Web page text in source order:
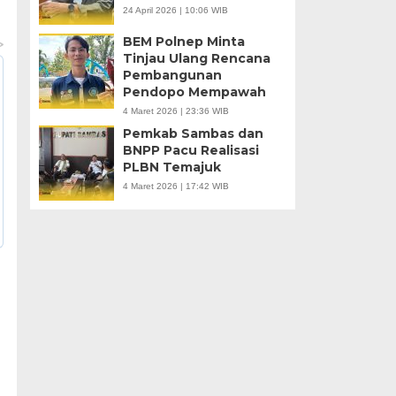
24 April 2026 | 10:06 WIB
BEM Polnep Minta
Tinjau Ulang Rencana
Pembangunan
Pendopo Mempawah
4 Maret 2026 | 23:36 WIB
Pemkab Sambas dan
BNPP Pacu Realisasi
PLBN Temajuk
4 Maret 2026 | 17:42 WIB